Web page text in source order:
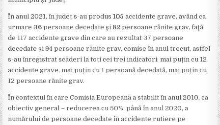
În anul 2021, în județ s-au produs105 accidente grave, având ca
urmare 36 persoane decedate și 82 persoane rănite grav, faţă
de 117 accidente grave din care au rezultat 37 persoane
decedate și 94 persoane rănite grav, comise în anul trecut, astfel
s-au înregistrat scăderi la toți cei trei indicatori: mai puțin cu 12
accidente grave, mai puțin cu 1 persoană decedată, mai puțin cu
12 persoane rănite grav.
În contextul în care Comisia Europeană a stabilit în anul 2010, ca
obiectiv general – reducerea cu 50%, până în anul 2020, a
numărului de persoane decedate în accidente rutiere pe